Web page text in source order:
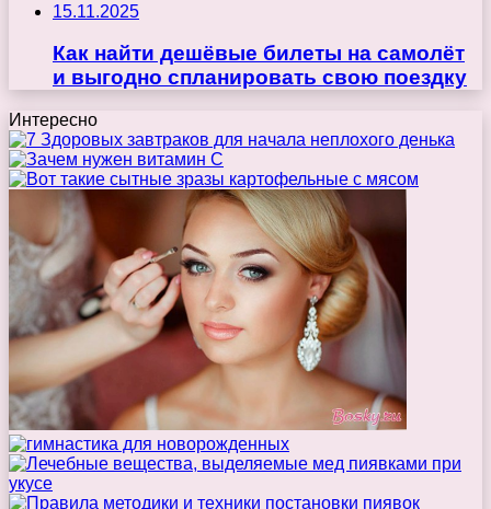
15.11.2025
Как найти дешёвые билеты на самолёт
и выгодно спланировать свою поездку
Интересно